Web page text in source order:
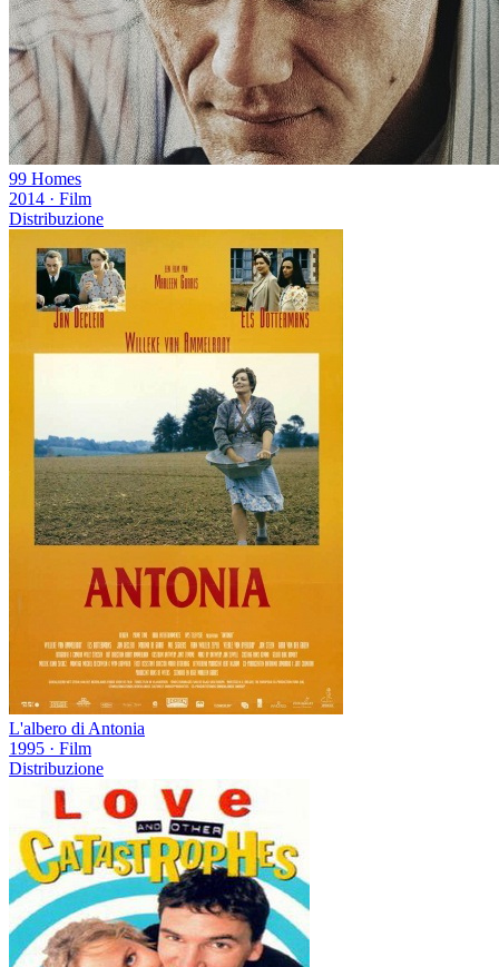
99 Homes
2014 · Film
Distribuzione
L'albero di Antonia
1995 · Film
Distribuzione